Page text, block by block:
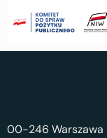
00-246 Warszawa